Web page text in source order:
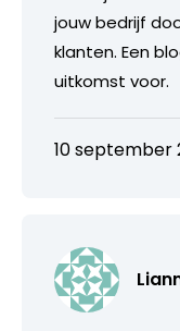
jouw bedrijf
klanten. Een
uitkomst voor.
10 september